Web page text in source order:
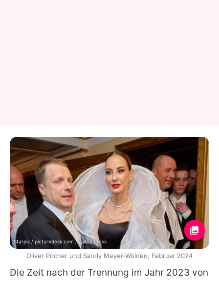
Die Zeit nach der Trennung im Jahr 2023 von
Starpix / picturedesk.com / ActionPress
Oliver Pocher und Sandy Meyer-Wölden, Februar 2024